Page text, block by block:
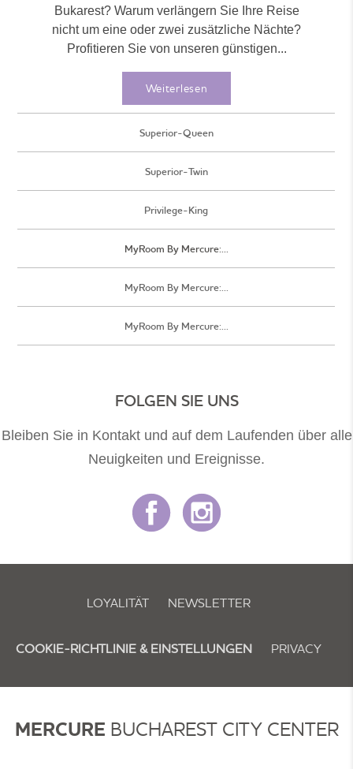
Bukarest? Warum verlängern Sie Ihre Reise
nicht um eine oder zwei zusätzliche Nächte?
Profitieren Sie von unseren günstigen...
Weiterlesen
Superior-Queen
Superior-Twin
Privilege-King
MyRoom By Mercure:...
MyRoom By Mercure:...
MyRoom By Mercure:...
FOLGEN SIE UNS
Bleiben Sie in Kontakt und auf dem Laufenden über alle
Neuigkeiten und Ereignisse.
LOYALITÄT NEWSLETTER
COOKIE-RICHTLINIE & EINSTELLUNGEN PRIVACY
MERCURE BUCHAREST CITY CENTER